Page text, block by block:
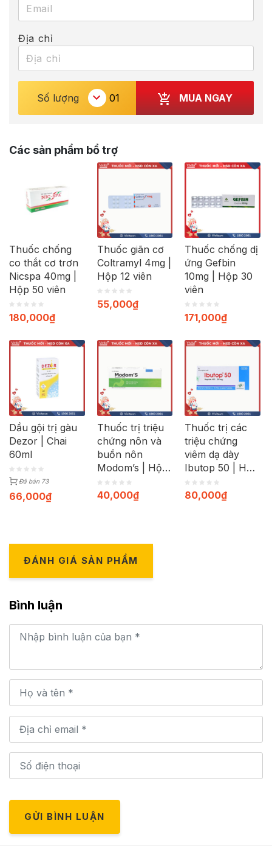
Địa chỉ
Số lượng MUA NGAY
Các sản phẩm bổ trợ
Thuốc chống
co thắt cơ trơn
Nicspa 40mg |
Hộp 50 viên
180,000₫
Thuốc giãn cơ
Coltramyl 4mg |
Hộp 12 viên
55,000₫
Thuốc chống dị
ứng Gefbin
10mg | Hộp 30
viên
171,000₫
Dầu gội trị gàu
Dezor | Chai
60ml
Đã bán 73
66,000₫
Thuốc trị triệu
chứng nôn và
buồn nôn
Modom’s | Hộp
100 viên
40,000₫
Thuốc trị các
triệu chứng
viêm dạ dày
Ibutop 50 | Hộp
20 viên
80,000₫
ĐÁNH GIÁ SẢN PHẨM
Bình luận
GỬI BÌNH LUẬN